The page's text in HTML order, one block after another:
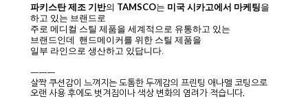
파키스탄 제조 기반의 TAMSCO는 미국 시카고에서 마케팅을
하고 있는 브랜드로
주로 메디컬 스틸 제품을 세계적으로 유통하고 있는
브랜드인데 핸드메이커를 위한 스틸 제품을
일부 라인으로 생산하고 있답니다.
ㅡㅡㅡ
살짝 쿠션감이 느껴지는 도톰한 두께감의 프린팅 애나멜 코팅으로
오랜 사용 후에도 벗겨짐이나 색상 변화의 염려가 적습니다.